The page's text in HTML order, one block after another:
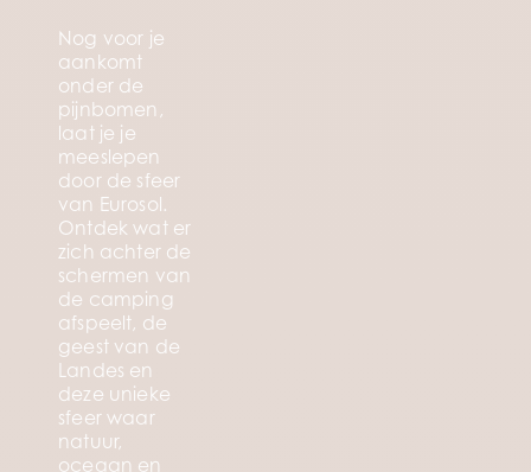
Nog voor je
aankomt
onder de
pijnbomen,
laat je je
meeslepen
door de sfeer
van Eurosol.
Ontdek wat er
zich achter de
schermen van
de camping
afspeelt, de
geest van de
Landes en
deze unieke
sfeer waar
natuur,
oceaan en